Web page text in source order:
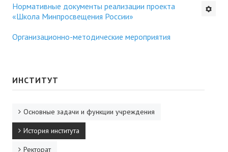
Будни института
Противодействие коррупции
Организация УВП
ГИА
Нормативные документы реализации проекта
«Школа Минпросвещения России»
Организационно-методические мероприятия
ИНСТИТУТ
Основные задачи и функции учреждения
История института
Ректорат